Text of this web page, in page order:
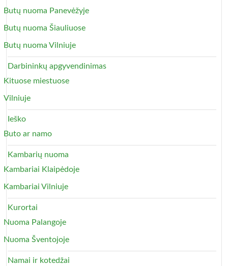
Butų nuoma Panevėžyje
Butų nuoma Šiauliuose
Butų nuoma Vilniuje
Darbininkų apgyvendinimas
Kituose miestuose
Vilniuje
Ieško
Buto ar namo
Kambarių nuoma
Kambariai Klaipėdoje
Kambariai Vilniuje
Kurortai
Nuoma Palangoje
Nuoma Šventojoje
Namai ir kotedžai